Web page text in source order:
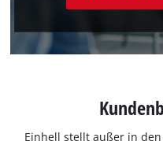
Einhell stellt außer in